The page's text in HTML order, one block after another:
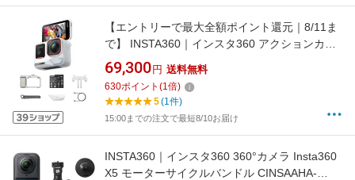
【エントリーで最大全額ポイント還元｜8/11ま
で】 INSTA360｜インスタ360 アクションカメ
ラ Insta360 Ace Pro 2 ストリート撮影キット
（シングルバッテリー：ムーンライト・シルバ
ー） アークティックホワイト CINSBBGA-
ACEPRO2128 [4K対応 /防水]
69,300 円 送料無料
630ポイント (1倍)
5(1件)
15:00までの注文で最短8/10お届け
INSTA360｜インスタ360 360°カメラ Insta360
X5 モーターサイクルバンドル CINSAAHA-